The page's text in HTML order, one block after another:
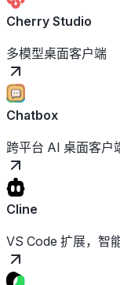
Cherry Studio
多模型桌面客户端
Chatbox
跨平台 AI 桌面客户
Cline
VS Code 扩展，智